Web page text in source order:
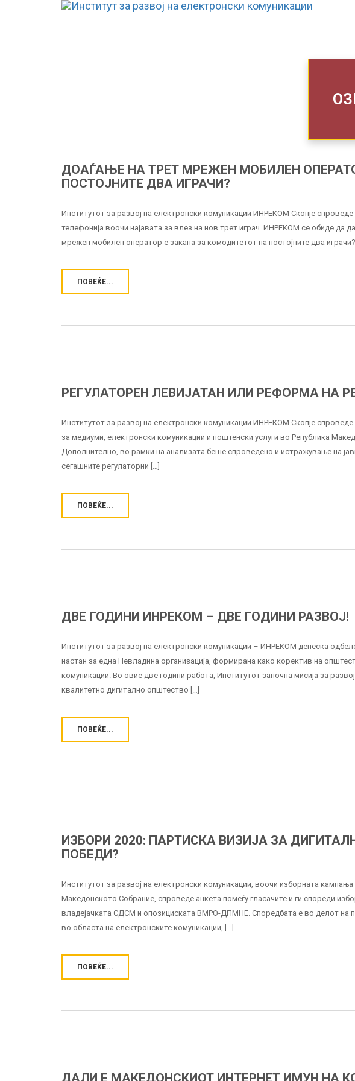
ДОАЃАЊЕ НА ТРЕТ МРЕЖЕН МОБИЛЕН
ПОСТОЈНИТЕ ДВА ИГРАЧИ?
Институтот за развој на електронски комуникации ИНРЕКОМ Скопје
телефонија воочи најавата за влез на нов трет играч. ИНРЕКОМ се обиде да
мрежен мобилен оператор е закана за комодитетот на постојните два
ПОВЕЌЕ...
РЕГУЛАТОРЕН ЛЕВИЈАТАН ИЛИ РЕФОРМА НА
Институтот за развој на електронски комуникации ИНРЕКОМ Скопје спроведе
за медиуми, електронски комуникации и поштенски услуги во Република
Дополнително, во рамки на анализата беше спроведено и истражување на
сегашните регулаторни […]
ПОВЕЌЕ...
ДВЕ ГОДИНИ ИНРЕКОМ – ДВЕ ГОДИНИ РАЗВОЈ!
Институтот за развој на електронски комуникации – ИНРЕКОМ денеска
настан за една Невладина организација, формирана како коректив на
комуникации. Во овие две години работа, Институтот започна мисија за
квалитетно дигитално општество […]
ПОВЕЌЕ...
ИЗБОРИ 2020: ПАРТИСКА ВИЗИЈА ЗА
ПОБЕДИ?
Институтот за развој на електронски комуникации, воочи изборната
Македонското Собрание, спроведе анкета помеѓу гласачите и ги спореди
владејачката СДСМ и опозициската ВМРО-ДПМНЕ. Споредбата е во делот на
во областа на електронските комуникации, […]
ПОВЕЌЕ...
ДАЛИ Е МАКЕДОНСКИОТ ИНТЕРНЕТ ИМУН НА